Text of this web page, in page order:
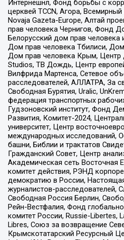
Интернешнл, Фонд борьбы с
церквей TCCN, Агора,
Novaja Gazeta-Europe, Алтай
прав человека Чернигов, Фонд
Белорусский дом прав человека
Дом прав человека Тбилиси,
Дом прав человека Крым, Центр
Studios, ТВ Дождь, Центр
Вилфрида Мартенса, Сетевое
расследователей, АЛЛАТРА, За
Свободная Бурятия, Uralic,
федерация транспортных
Гудзоновский институт, Фонд
Развития, Комитет-2024,
университет, Центр
международных исследований,
башни, Библии и трактатов
Гражданский Совет, Центр
Академическая сеть Восточная
комитет действия, РЭНД
демократию в России,
журналистов-расследователей,
Свободная Россия Берлин,
Рейн-Вестфалия, Фонд
комитет России, Russie-Libertes,
Libres, Союз за возвращение
Крымскотатарский Ресурсный